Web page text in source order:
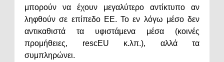
μπορούν να έχουν μεγαλύτερο αντίκτυπο αν
ληφθούν σε επίπεδο ΕΕ. Το εν λόγω μέσο δεν
αντικαθιστά τα υφιστάμενα μέσα (κοινές
προμήθειες, rescEU κ.λπ.), αλλά τα
συμπληρώνει.